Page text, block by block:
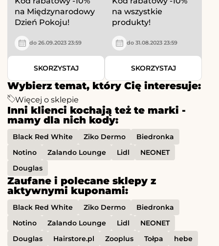
Wybierz temat, który Cię interesuje:
Więcej o sklepie
Inni klienci kochają też te marki -
mamy dla nich kody:
Black Red White Ziko Dermo
Biedronka
Notino
Zalando Lounge Lidl
NEONET
Douglas
Zaufane i polecane sklepy z
aktywnymi kuponami:
Black Red White Ziko Dermo
Biedronka
Notino
Zalando Lounge Lidl
NEONET
Douglas
Hairstore.pl Zooplus Tołpa
hebe
na Międzynarodowy
Dzień Pokoju!
do 26.09.2023 23:59
SKORZYSTAJ
na wszystkie
produkty!
do 31.08.2023 23:59
SKORZYSTAJ